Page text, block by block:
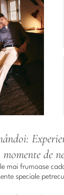
momente de
mai frumoase
speciale